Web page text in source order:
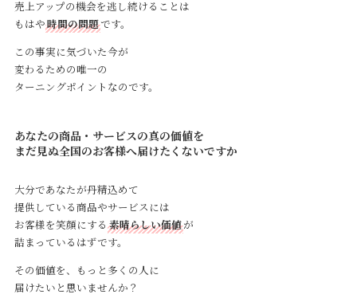
売上アップの機会を逃し続けることは
もはや時間の問題です。
この事実に気づいた今が
変わるための唯一の
ターニングポイントなのです。
あなたの商品・サービスの真の価値を
まだ見ぬ全国のお客様へ届けたくないですか
大分であなたが丹精込めて
提供している商品やサービスには
お客様を笑顔にする 素晴らしい価値が
詰まっているはずです。
その価値を、もっと多くの人に
届けたいと思いませんか？